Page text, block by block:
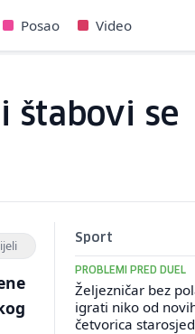
Posao Video
štabovi se
Sport
PROBLEMI PRED DUEL
Željezničar bez
igrati niko od
četvorica